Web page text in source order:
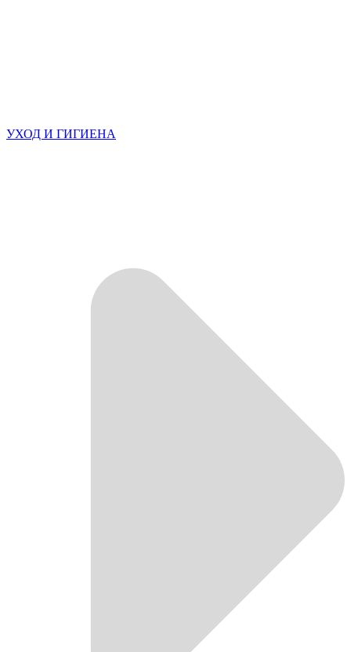
УХОД И ГИГИЕНА